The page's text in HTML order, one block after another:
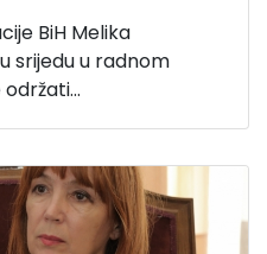
BiH Melika
srijedu u radnom